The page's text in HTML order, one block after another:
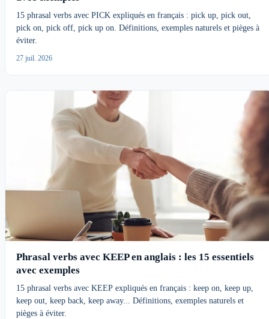
15 phrasal verbs avec PICK expliqués en français : pick up, pick out,
pick on, pick off, pick up on. Définitions, exemples naturels et pièges à
éviter.
27 juil. 2026
Phrasal verbs avec KEEP en anglais : les 15 essentiels
avec exemples
15 phrasal verbs avec KEEP expliqués en français : keep on, keep up,
keep out, keep back, keep away... Définitions, exemples naturels et
pièges à éviter.